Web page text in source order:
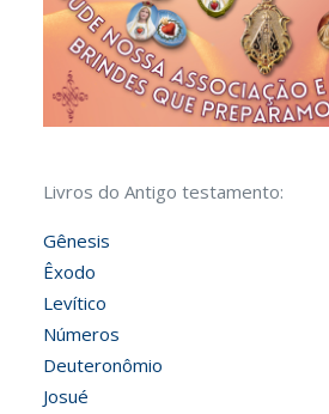
Livros do Antigo testamento:
Gênesis
Êxodo
Levítico
Números
Deuteronômio
Josué